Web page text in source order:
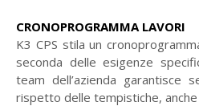
CRONOPROGRAMMA LAVORI
K3 CPS stila un
seconda delle esigenze
team dell’azienda garantisce
rispetto delle tempistiche,